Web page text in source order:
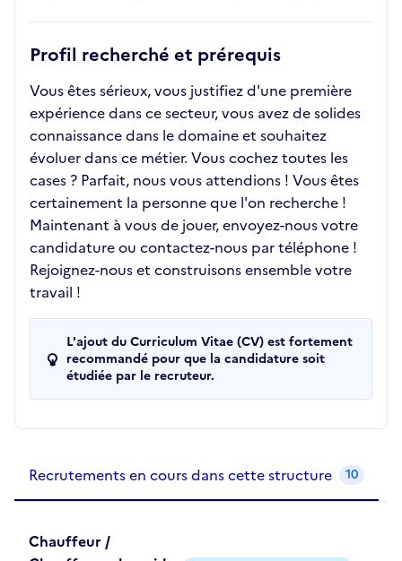
Profil recherché et prérequis
Vous êtes sérieux, vous justifiez d'une première
expérience dans ce secteur, vous avez de solides
connaissance dans le domaine et souhaitez
évoluer dans ce métier. Vous cochez toutes les
cases ? Parfait, nous vous attendions ! Vous êtes
certainement la personne que l'on recherche !
Maintenant à vous de jouer, envoyez-nous votre
candidature ou contactez-nous par téléphone !
Rejoignez-nous et construisons ensemble votre
travail !
L'ajout du Curriculum Vitae (CV) est fortement
recommandé pour que la candidature soit
étudiée par le recruteur.
Recrutements en cours dans cette structure 10
Chauffeur /